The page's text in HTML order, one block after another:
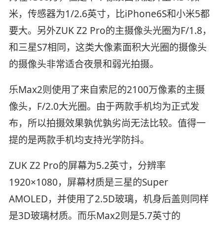
米，传感器为1/2.6英寸，比iPhone6S和小米5都
要大。另外ZUK Z2 Pro的主摄像头光圈为F/1.8，
和三星S7相同，这类大像素面积大光圈的摄像头
的摄像头非常适合夜景和弱光拍摄。
乐Max2则使用了来自索尼的2100万像素的主摄
像头，F/2.0大光圈。由于两款手机均为正式发
布，所以拍摄效果孰优孰劣尚无法比较。值得一
提的是两款手机均支持光学防抖。
ZUK Z2 Pro的屏幕为5.2英寸，分辨率
1920×1080，屏幕材质是三星的Super
AMOLED，并使用了2.5D玻璃，机身后盖则同样
是3D玻璃材质。而乐Max2则是5.7英寸的